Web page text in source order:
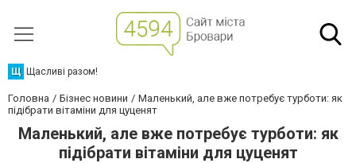
Щ Щасливі разом!
Головна Бізнес новини
Маленький, але вже потребує турботи: як
підібрати вітаміни для цуценят
Маленький, але вже потребує турботи: як
підібрати вітаміни для цуценят